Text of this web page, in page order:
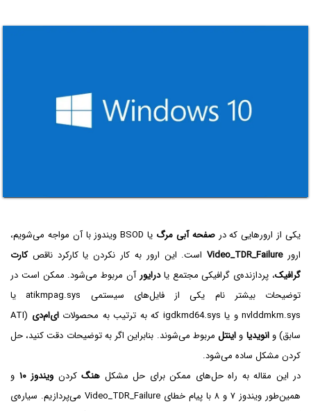
یکی از ارورهایی که درصفحه آبی مرگ
یا BSOD ویندوز با آن مواجه می‌شویم،
ارورVideo_TDR_Failureاست. این ارور به کار نکردن یا کارکرد ناقصکارت
گرافیک، پردازنده‌ی گرافیکی مجتمع یادرایور آن مربوط می‌شود. ممکن است در
توضیحات بیشتر نام یکی از فایل‌های سیستمی atikmpag.sys یا
nvlddmkm.sys و یا igdkmd64.sys که به ترتیب به محصولات
ای‌ام‌دی
(ATI
سابق) وانویدیا و اینتلمربوط می‌شوند. بنابراین اگر به توضیحات دقت کنید، حل
کردن مشکل ساده می‌شود.
در این مقاله به راه حل‌های ممکن برای حل مشکل هنگ کردن ویندوز ۱۰
و
همین‌طور ویندوز ۷ و ۸ با پیام خطای Video_TDR_Failure می‌پردازیم. سیاره‌ی